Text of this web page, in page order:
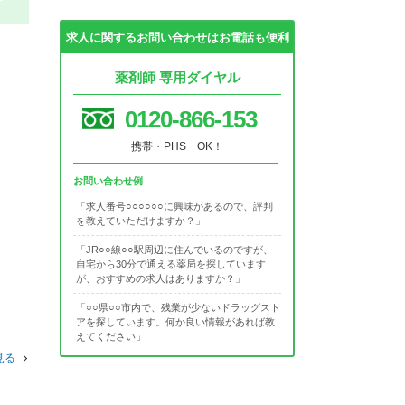
る
求人に関するお問い合わせはお電話も便利
薬剤師 専用ダイヤル
0120-866-153
携帯・PHS OK！
お問い合わせ例
「求人番号○○○○○○に興味があるので、評判
を教えていただけますか？」
「JR○○線○○駅周辺に住んでいるのですが、
自宅から30分で通える薬局を探しています
が、おすすめの求人はありますか？」
「○○県○○市内で、残業が少ないドラッグスト
アを探しています。何か良い情報があれば教
えてください」